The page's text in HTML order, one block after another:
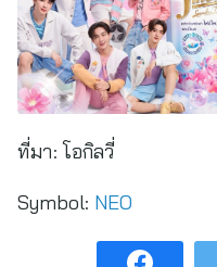
ที่มา: โอกิลวี่
Symbol: NEO